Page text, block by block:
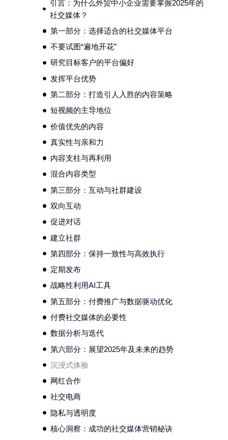
引言：为什么外贸中小企业需要掌握2025年的
社交媒体？
第一部分：选择适合的社交媒体平台
不要试图“遍地开花”
研究目标客户的平台偏好
发挥平台优势
第二部分：打造引人入胜的内容策略
短视频的主导地位
价值优先的内容
真实性与亲和力
内容支柱与再利用
混合内容类型
第三部分：互动与社群建设
双向互动
促进对话
建立社群
第四部分：保持一致性与高效执行
定期发布
战略性利用AI工具
第五部分：付费推广与数据驱动优化
付费社交媒体的必要性
数据分析与迭代
第六部分：展望2025年及未来的趋势
沉浸式体验
网红合作
社交电商
隐私与透明度
核心洞察：成功的社交媒体营销秘诀